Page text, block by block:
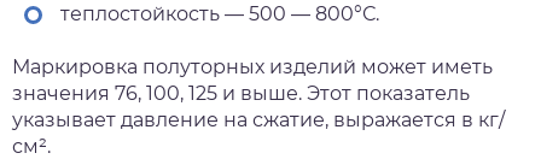
теплостойкость — 500 — 800°С.
Маркировка полуторных изделий может иметь
значения 76, 100, 125 и выше. Этот показатель
указывает давление на сжатие, выражается в кг/
см².